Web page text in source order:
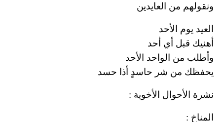
ونقولهم من العايدين
العيد يوم الأحد
أهنيك قبل أي أحد
وأطلب من الواحد الأحد
يحفظك من شر حاسدٍ أذا حسد
نشرة الأحوال الأخوية :
المناخ :